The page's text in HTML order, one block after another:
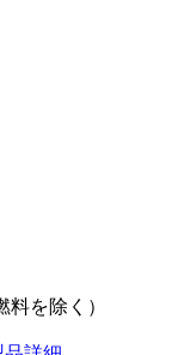
料を除く）